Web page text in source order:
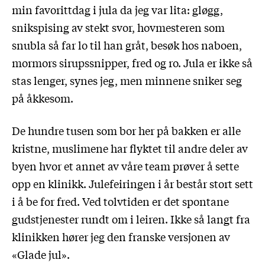
min favorittdag i jula da jeg var lita: gløgg,
snikspising av stekt svor, hovmesteren som
snubla så far lo til han gråt, besøk hos naboen,
mormors sirupssnipper, fred og ro. Jula er ikke så
stas lenger, synes jeg, men minnene sniker seg
på åkkesom.
De hundre tusen som bor her på bakken er alle
kristne, muslimene har flyktet til andre deler av
byen hvor et annet av våre team prøver å sette
opp en klinikk. Julefeiringen i år består stort sett
i å be for fred. Ved tolvtiden er det spontane
gudstjenester rundt om i leiren. Ikke så langt fra
klinikken hører jeg den franske versjonen av
«Glade jul».